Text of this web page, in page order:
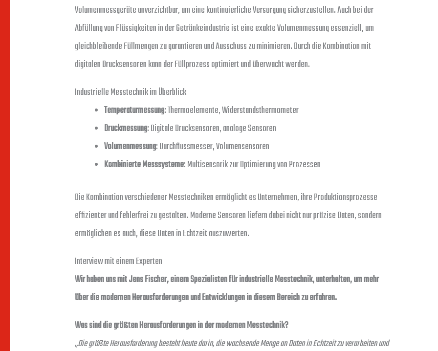
Volumenmessgeräte unverzichtbar, um eine kontinuierliche Versorgung sicherzustellen. Auch bei der
Abfüllung von Flüssigkeiten in der Getränkeindustrie ist eine exakte Volumenmessung essenziell, um
gleichbleibende Füllmengen zu garantieren und Ausschuss zu minimieren. Durch die Kombination mit
digitalen Drucksensoren kann der Füllprozess optimiert und überwacht werden.
Industrielle Messtechnik im Überblick
Temperaturmessung: Thermoelemente, Widerstandsthermometer
Druckmessung: Digitale Drucksensoren, analoge Sensoren
Volumenmessung: Durchflussmesser, Volumensensoren
Kombinierte Messsysteme: Multisensorik zur Optimierung von Prozessen
Die Kombination verschiedener Messtechniken ermöglicht es Unternehmen, ihre Produktionsprozesse
effizienter und fehlerfrei zu gestalten. Moderne Sensoren liefern dabei nicht nur präzise Daten, sondern
ermöglichen es auch, diese Daten in Echtzeit auszuwerten.
Interview mit einem Experten
Wir haben uns mit Jens Fischer, einem Spezialisten für industrielle Messtechnik, unterhalten, um mehr
über die modernen Herausforderungen und Entwicklungen in diesem Bereich zu erfahren.
Was sind die größten Herausforderungen in der modernen Messtechnik?
„Die größte Herausforderung besteht heute darin, die wachsende Menge an Daten in Echtzeit zu verarbeiten und